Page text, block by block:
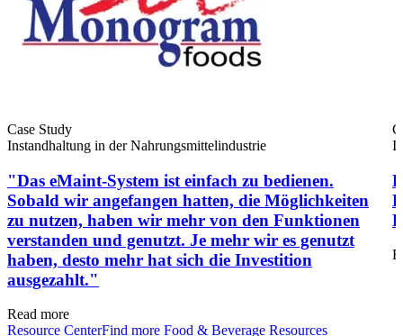
eMaint AI
KI in den Workflow integriert, nicht nachträglich angeflanscht
STEIGERN SIE DEN ANLAGENWERT
Öl & Gas
Upstream, Midstream, Downstream
Case Study
Instandhaltung in der Nahrungsmittelindustrie
"Das eMaint-System ist einfach zu bedienen.
Sobald wir angefangen hatten, die Möglichkeiten
zu nutzen, haben wir mehr von den Funktionen
verstanden und genutzt. Je mehr wir es genutzt
haben, desto mehr hat sich die Investition
ausgezahlt."
Read more
Resource CenterFind more Food & Beverage Resources